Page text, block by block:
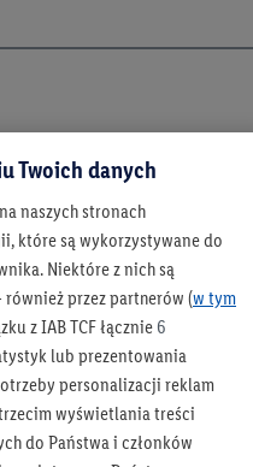
Lidla
Twoich danych
naszych stronach
które są wykorzystywane do
Niektóre z nich są
przez partnerów (w tym
z IAB TCF łącznie 6
lub prezentowania
personalizacji reklam
wyświetlania treści
do Państwa i członków